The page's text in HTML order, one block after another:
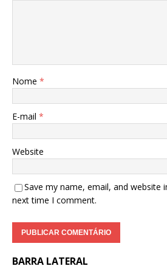
Nome *
E-mail *
Website
Save my name, email, and website
next time I comment.
BARRA LATERAL